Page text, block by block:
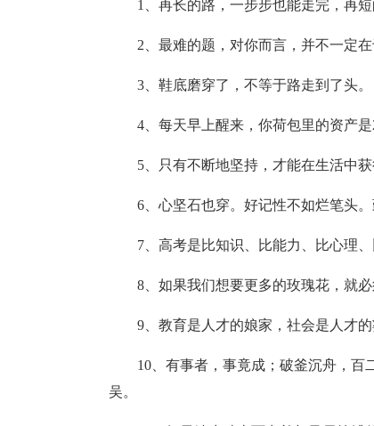
1、再长的路，一步步也能走完，再
2、最难的题，对你而言，并不一定在
3、鞋底磨穿了，不等于路走到了头。
4、每天早上醒来，你荷包里的资产
5、只有不断地坚持，才能在生活中
6、心坚石也穿。好记性不如烂笔头。
7、高考是比知识、比能力、比心理
8、如果我们想要更多的玫瑰花，就必
9、教育是人才的娘家，社会是人才的
10、有事者，事竟成；破釜沉舟，
吴。